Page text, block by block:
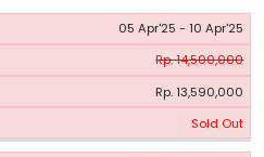
05 Apr'25 - 10 Apr'25
Rp. 14,500,000
Rp. 13,590,000
Sold Out